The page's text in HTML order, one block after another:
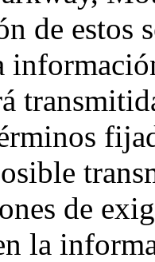
de
de
la